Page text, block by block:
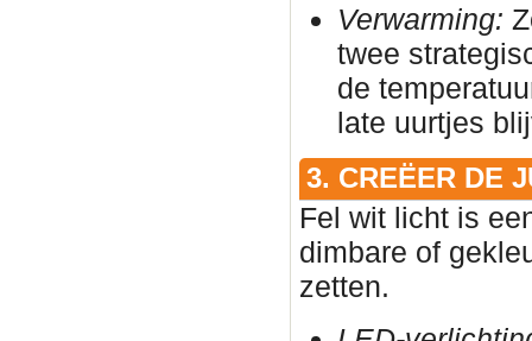
Verwarming:
twee
de
late uurtjes
3. CREËER DE
Fel wit licht is
dimbare of
zetten.